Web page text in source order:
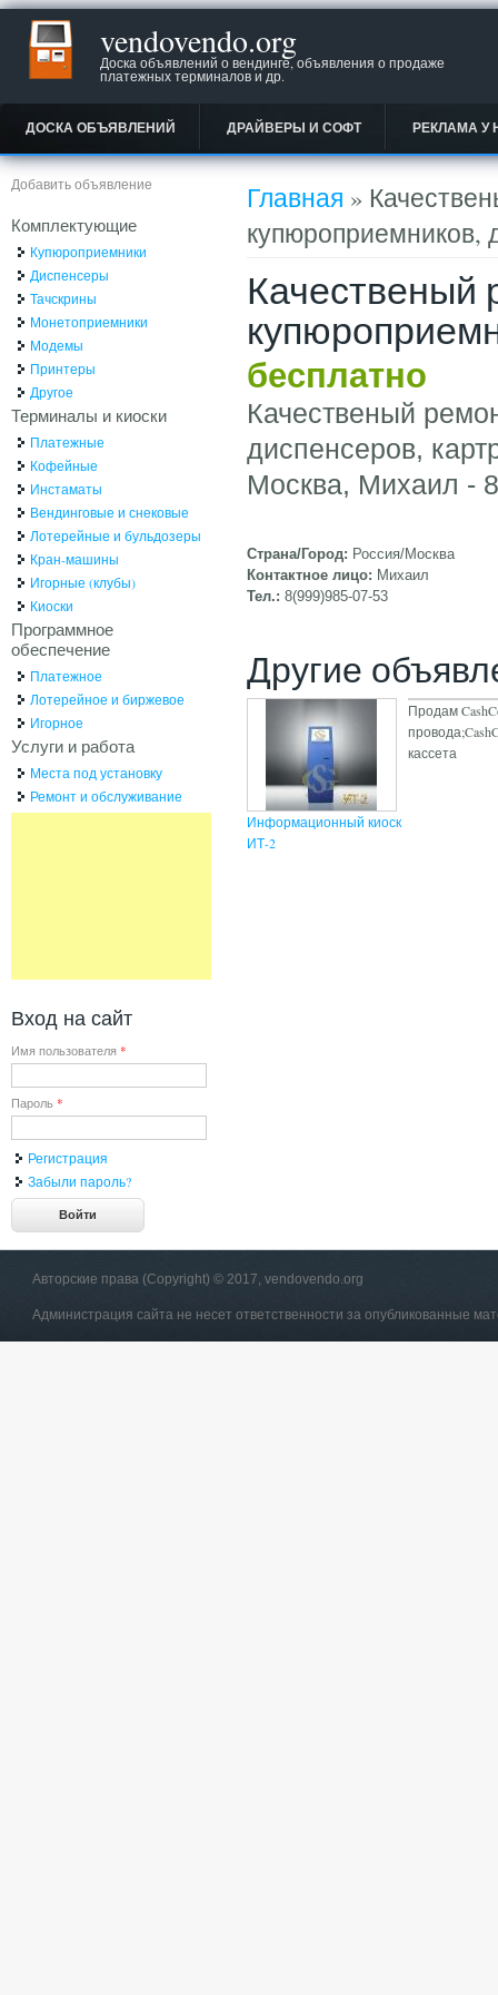
vendovendo.org
Доска объявлений о вендинге, объявления о продаже
платежных терминалов и др.
ДОСКА ОБЪЯВЛЕНИЙ ДРАЙВЕРЫ И СОФТ РЕКЛАМА У
Вы здесь
Главная »
купюроприемников,
Качественый
бесплатно
Качественый
диспенсеров,
Москва, Михаил -
Страна/Город: Россия/Москва
Контактное лицо: Михаил
Тел.: 8(999)985-07-53
Другие
Информационный киоск
ИТ-2
Продам
кассета
Добавить объявление
Комплектующие
Купюроприемники
Диспенсеры
Тачскрины
Монетоприемники
Модемы
Принтеры
Другое
Терминалы и киоски
Платежные
Кофейные
Инстаматы
Вендинговые и снековые
Лотерейные и бульдозеры
Кран-машины
Игорные (клубы)
Киоски
Программное
обеспечение
Платежное
Лотерейное и биржевое
Игорное
Услуги и работа
Места под установку
Ремонт и обслуживание
Вход на сайт
Имя пользователя *
Пароль *
Регистрация
Забыли пароль?
Авторские права (Copyright) © 2017, vendovendo.org
Администрация сайта не несет ответственности за опубликованные